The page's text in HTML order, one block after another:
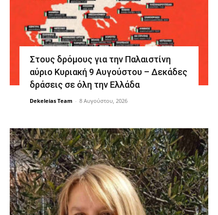
Στους δρόμους για την Παλαιστίνη
αύριο Κυριακή 9 Αυγούστου – Δεκάδες
δράσεις σε όλη την Ελλάδα
Dekeleias Team - 8 Αυγούστου, 2026